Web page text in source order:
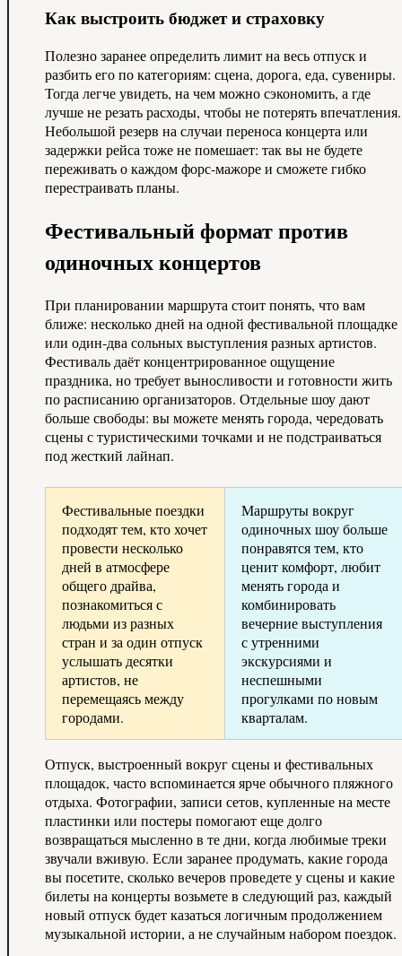
Как выстроить бюджет и страховку
Полезно заранее определить лимит на весь отпуск и
разбить его по категориям: сцена, дорога, еда, сувениры.
Тогда легче увидеть, на чем можно сэкономить, а где
лучше не резать расходы, чтобы не потерять впечатления.
Небольшой резерв на случаи переноса концерта или
задержки рейса тоже не помешает: так вы не будете
переживать о каждом форс‑мажоре и сможете гибко
перестраивать планы.
Фестивальный формат против
одиночных концертов
При планировании маршрута стоит понять, что вам
ближе: несколько дней на одной фестивальной площадке
или один‑два сольных выступления разных артистов.
Фестиваль даёт концентрированное ощущение
праздника, но требует выносливости и готовности жить
по расписанию организаторов. Отдельные шоу дают
больше свободы: вы можете менять города, чередовать
сцены с туристическими точками и не подстраиваться
под жесткий лайнап.
Фестивальные поездки
подходят тем, кто хочет
провести несколько
дней в атмосфере
общего драйва,
познакомиться с
людьми из разных
стран и за один отпуск
услышать десятки
артистов, не
перемещаясь между
городами.
Маршруты вокруг
одиночных шоу больше
понравятся тем, кто
ценит комфорт, любит
менять города и
комбинировать
вечерние выступления
с утренними
экскурсиями и
неспешными
прогулками по новым
кварталам.
Отпуск, выстроенный вокруг сцены и фестивальных
площадок, часто вспоминается ярче обычного пляжного
отдыха. Фотографии, записи сетов, купленные на месте
пластинки или постеры помогают еще долго
возвращаться мысленно в те дни, когда любимые треки
звучали вживую. Если заранее продумать, какие города
вы посетите, сколько вечеров проведете у сцены и какие
билеты на концерты возьмете в следующий раз, каждый
новый отпуск будет казаться логичным продолжением
музыкальной истории, а не случайным набором поездок.